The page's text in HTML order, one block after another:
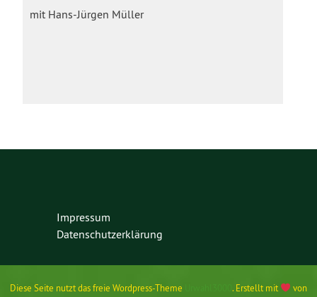
mit Hans-Jürgen Müller
Impressum
Datenschutzerklärung
Diese Seite nutzt das freie Wordpress-Theme Urwahl3000. Erstellt mit von